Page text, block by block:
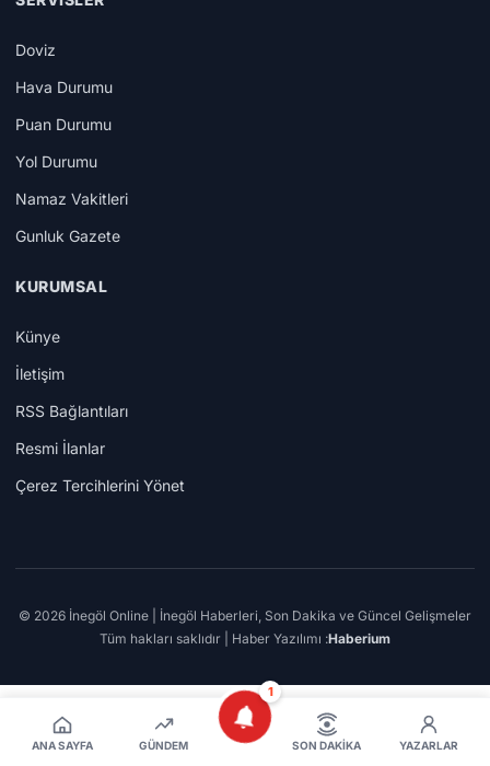
ANA SAYFA GÜNDEM
1
SON DAKIKA YAZARLAR
Doviz
Hava Durumu
Puan Durumu
Yol Durumu
Namaz Vakitleri
Gunluk Gazete
KURUMSAL
Künye
İletişim
RSS Bağlantıları
Resmi İlanlar
Çerez Tercihlerini Yönet
© 2026 İnegöl Online | İnegöl Haberleri, Son Dakika ve Güncel Gelişmeler
Tüm hakları saklıdır | Haber Yazılımı :Haberium